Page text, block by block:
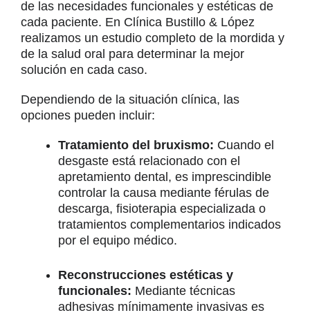
de las necesidades funcionales y estéticas de
cada paciente. En Clínica Bustillo & López
realizamos un estudio completo de la mordida y
de la salud oral para determinar la mejor
solución en cada caso.
Dependiendo de la situación clínica, las
opciones pueden incluir:
Tratamiento del bruxismo: Cuando el
desgaste está relacionado con el
apretamiento dental, es imprescindible
controlar la causa mediante férulas de
descarga, fisioterapia especializada o
tratamientos complementarios indicados
por el equipo médico.
Reconstrucciones estéticas y
funcionales: Mediante técnicas
adhesivas mínimamente invasivas es